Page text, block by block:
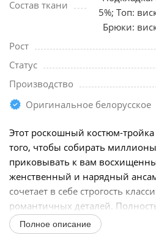
Состав ткани
5%; Топ:
Брюки:
Рост
Статус
Производство
Оригинальное белорусское
Этот роскошный костюм-
того, чтобы собирать
приковывать к вам
женственный и нарядный
сочетает в себе строгость
романтичных деталей.
Полное описание